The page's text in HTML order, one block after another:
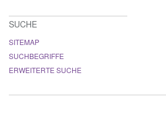
SUCHE
SITEMAP
SUCHBEGRIFFE
ERWEITERTE SUCHE